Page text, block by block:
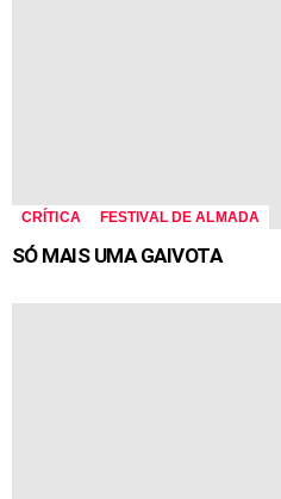
CRÍTICA FESTIVAL DE ALMADA
SÓ MAIS UMA GAIVOTA